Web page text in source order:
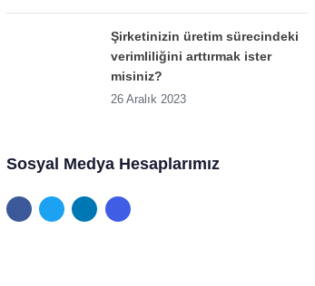
Şirketinizin üretim sürecindeki
verimliliğini arttırmak ister
misiniz?
26 Aralık 2023
Sosyal Medya Hesaplarımız